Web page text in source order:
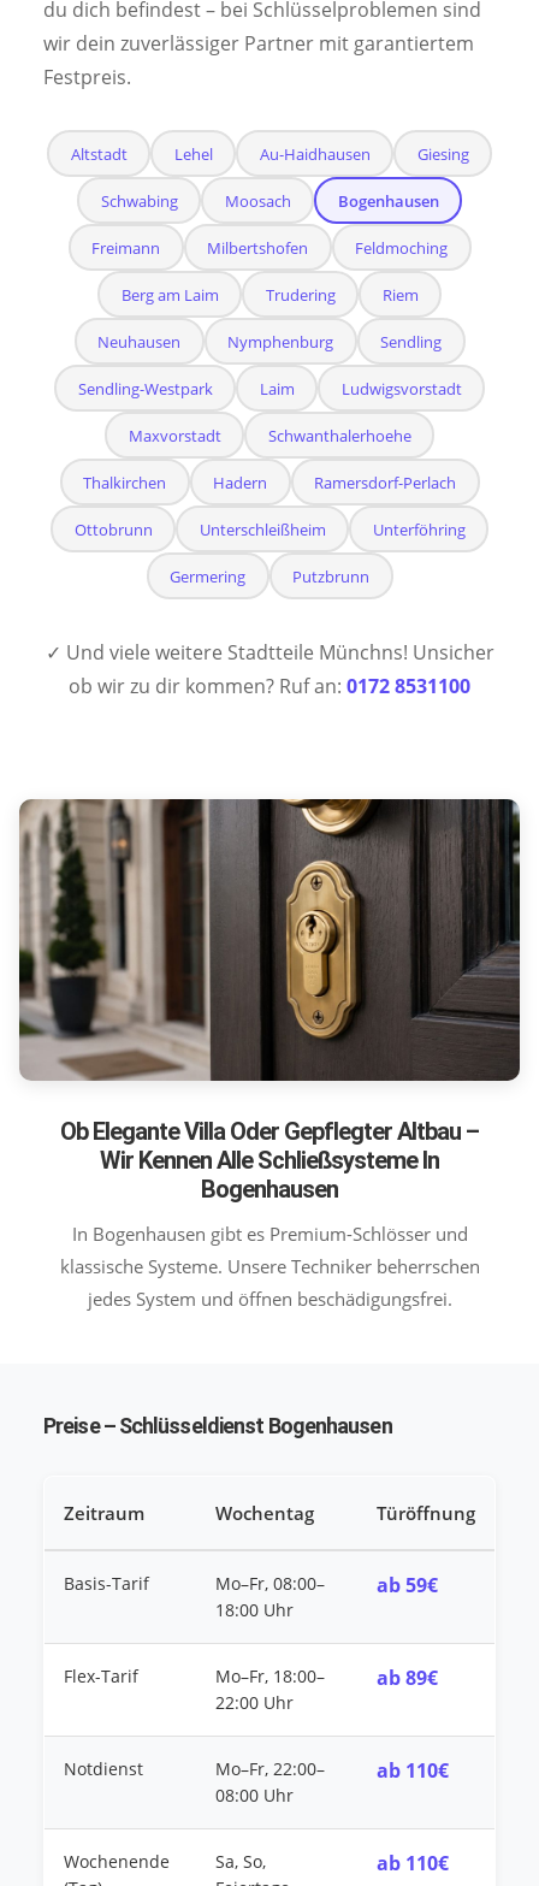
du dich befindest – bei Schlüsselproblemen sind
wir dein zuverlässiger Partner mit garantiertem
Festpreis.
Altstadt Lehel Au-Haidhausen Giesing
Schwabing Moosach Bogenhausen
Freimann Milbertshofen Feldmoching
Berg am Laim Trudering Riem
Neuhausen Nymphenburg Sendling
Sendling-Westpark Laim Ludwigsvorstadt
Maxvorstadt Schwanthalerhoehe
Thalkirchen Hadern Ramersdorf-Perlach
Ottobrunn Unterschleißheim Unterföhring
Germering Putzbrunn
✓ Und viele weitere Stadtteile Münchns! Unsicher
ob wir zu dir kommen? Ruf an: 0172 8531100
Ob Elegante Villa Oder Gepflegter Altbau –
Wir Kennen Alle Schließsysteme In
Bogenhausen
In Bogenhausen gibt es Premium-Schlösser und
klassische Systeme. Unsere Techniker beherrschen
jedes System und öffnen beschädigungsfrei.
Preise – Schlüsseldienst Bogenhausen
Zeitraum Wochentag Türöffnung
Basis-Tarif
Mo–Fr, 08:00–
18:00 Uhr
ab 59€
Flex-Tarif
Mo–Fr, 18:00–
22:00 Uhr
ab 89€
Notdienst
Mo–Fr, 22:00–
08:00 Uhr
ab 110€
Wochenende
Sa, So,
ab 110€